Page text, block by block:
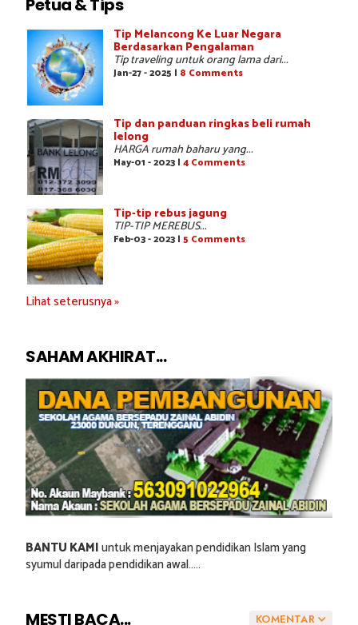
Petua & Tips
Tip Melancong Ke Luar Negara
Berdasarkan Pengalaman
Tip traveling untuk orang lama dari...
Jan-27 - 2025 | 8 Comments
Tip dan panduan ringkas beli rumah
lelong
HARGA rumah baharu yang...
May-01 - 2023 | 4 Comments
Tip-tip rebus jagung
TIP-TIP MEREBUS...
Feb-03 - 2023 | 5 Comments
Lihat seterusnya »
SAHAM AKHIRAT...
BANTU KAMIuntuk menjayakan pendidikan Islam yang
syumul daripada pendidikan awal.....
KOMENTAR
MESTI BACA...